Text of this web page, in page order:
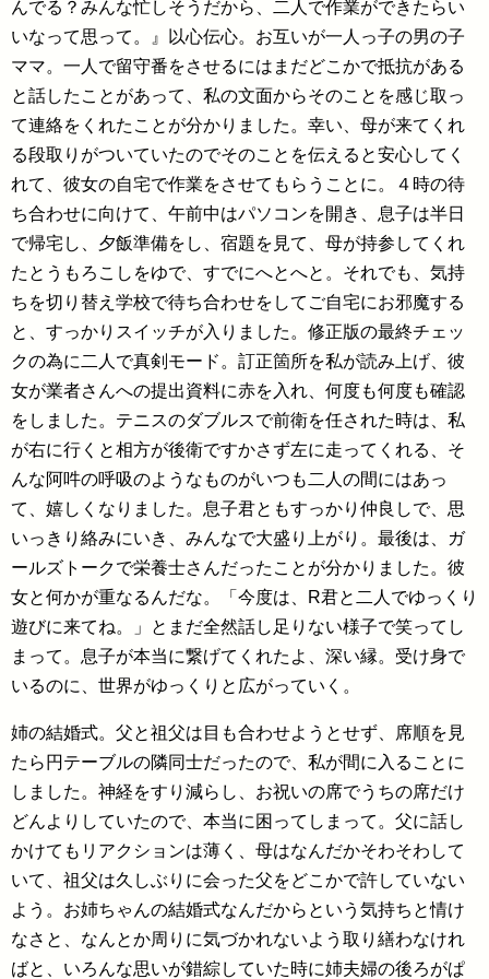
んでる？みんな忙しそうだから、二人で作業ができたらい
いなって思って。』以心伝心。お互いが一人っ子の男の子
ママ。一人で留守番をさせるにはまだどこかで抵抗がある
と話したことがあって、私の文面からそのことを感じ取っ
て連絡をくれたことが分かりました。幸い、母が来てくれ
る段取りがついていたのでそのことを伝えると安心してく
れて、彼女の自宅で作業をさせてもらうことに。４時の待
ち合わせに向けて、午前中はパソコンを開き、息子は半日
で帰宅し、夕飯準備をし、宿題を見て、母が持参してくれ
たとうもろこしをゆで、すでにへとへと。それでも、気持
ちを切り替え学校で待ち合わせをしてご自宅にお邪魔する
と、すっかりスイッチが入りました。修正版の最終チェッ
クの為に二人で真剣モード。訂正箇所を私が読み上げ、彼
女が業者さんへの提出資料に赤を入れ、何度も何度も確認
をしました。テニスのダブルスで前衛を任された時は、私
が右に行くと相方が後衛ですかさず左に走ってくれる、そ
んな阿吽の呼吸のようなものがいつも二人の間にはあっ
て、嬉しくなりました。息子君ともすっかり仲良しで、思
いっきり絡みにいき、みんなで大盛り上がり。最後は、ガ
ールズトークで栄養士さんだったことが分かりました。彼
女と何かが重なるんだな。「今度は、R君と二人でゆっくり
遊びに来てね。」とまだ全然話し足りない様子で笑ってし
まって。息子が本当に繋げてくれたよ、深い縁。受け身で
いるのに、世界がゆっくりと広がっていく。
姉の結婚式。父と祖父は目も合わせようとせず、席順を見
たら円テーブルの隣同士だったので、私が間に入ることに
しました。神経をすり減らし、お祝いの席でうちの席だけ
どんよりしていたので、本当に困ってしまって。父に話し
かけてもリアクションは薄く、母はなんだかそわそわして
いて、祖父は久しぶりに会った父をどこかで許していない
よう。お姉ちゃんの結婚式なんだからという気持ちと情け
なさと、なんとか周りに気づかれないよう取り繕わなけれ
ばと、いろんな思いが錯綜していた時に姉夫婦の後ろがぱ